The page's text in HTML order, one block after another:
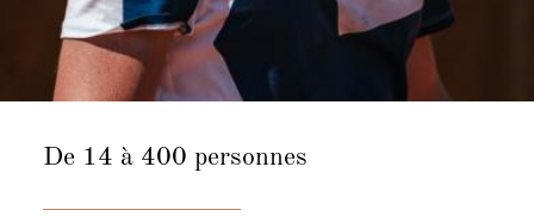
De 14 à 400 personnes